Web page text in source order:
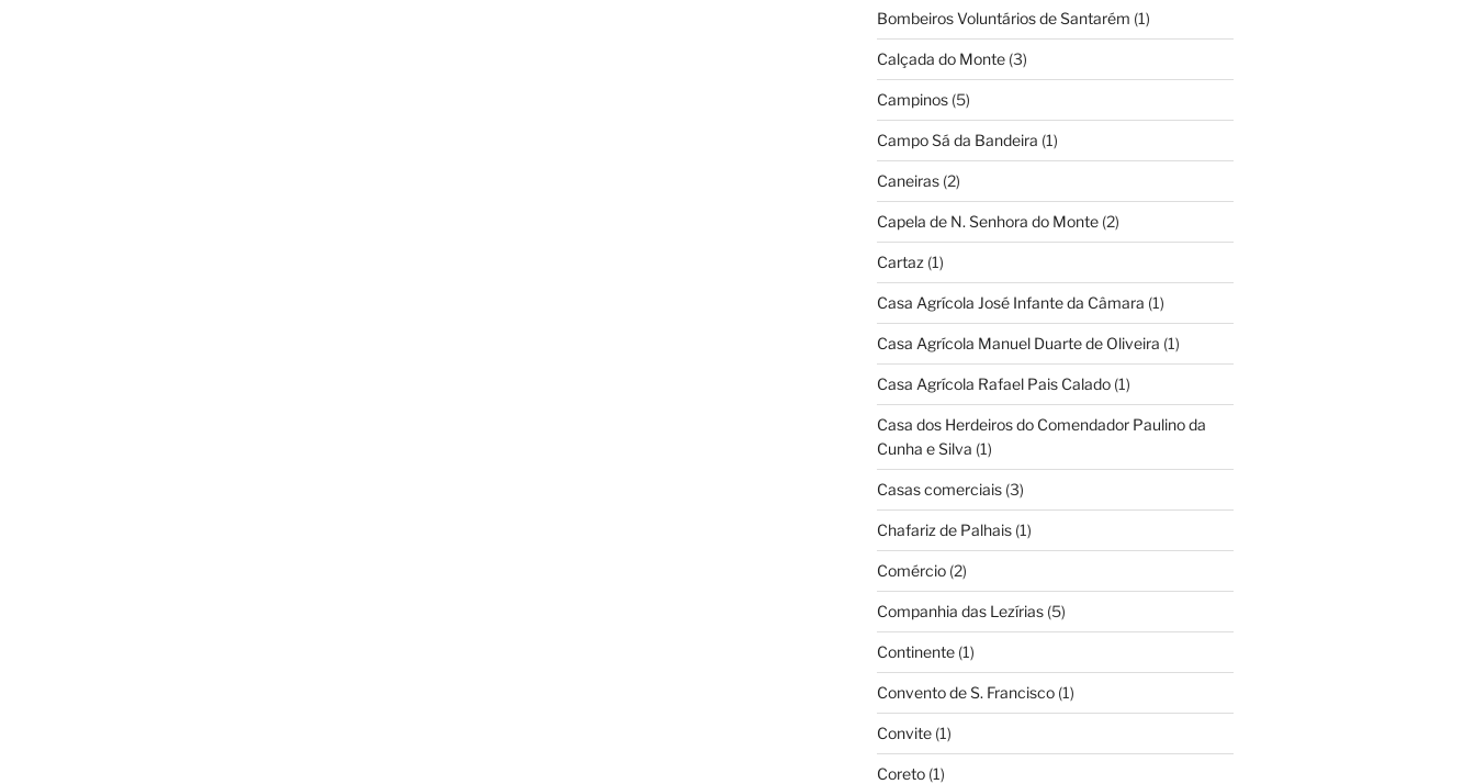
Bombeiros Voluntários de Santarém (1)
Calçada do Monte(3)
Campinos(5)
Campo Sá da Bandeira (1)
Caneiras(2)
Capela de N. Senhora do Monte(2)
Cartaz (1)
Casa Agrícola José Infante da Câmara (1)
Casa Agrícola Manuel Duarte de Oliveira (1)
Casa Agrícola Rafael Pais Calado(1)
Casa dos Herdeiros do Comendador Paulino da
Cunha e Silva (1)
Casas comerciais(3)
Chafariz de Palhais(1)
Comércio(2)
Companhia das Lezírias(5)
Continente(1)
Convento de S. Francisco(1)
Convite(1)
Coreto(1)